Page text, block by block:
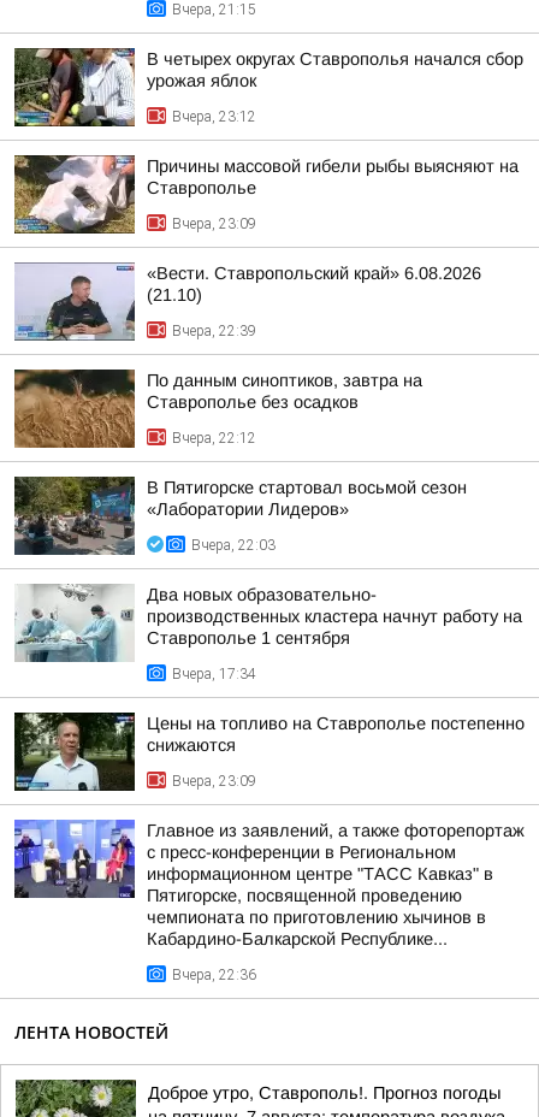
Вчера, 21:15
В четырех округах Ставрополья начался сбор
урожая яблок
Вчера, 23:12
Причины массовой гибели рыбы выясняют на
Ставрополье
Вчера, 23:09
«Вести. Ставропольский край» 6.08.2026
(21.10)
Вчера, 22:39
По данным синоптиков, завтра на
Ставрополье без осадков
Вчера, 22:12
В Пятигорске стартовал восьмой сезон
«Лаборатории Лидеров»
Вчера, 22:03
Два новых образовательно-
производственных кластера начнут работу на
Ставрополье 1 сентября
Вчера, 17:34
Цены на топливо на Ставрополье постепенно
снижаются
Вчера, 23:09
Главное из заявлений, а также фоторепортаж
с пресс-конференции в Региональном
информационном центре "ТАСС Кавказ" в
Пятигорске, посвященной проведению
чемпионата по приготовлению хычинов в
Кабардино-Балкарской Республике...
Вчера, 22:36
ЛЕНТА НОВОСТЕЙ
Доброе утро, Ставрополь!. Прогноз погоды